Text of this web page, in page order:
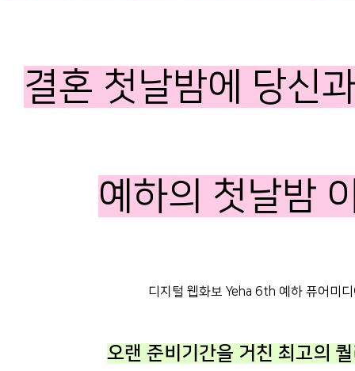
결혼 첫날밤에 당신
예하의 첫날밤
디지털 웹화보 Yeha 6th 예하 퓨어미
오랜 준비기간을 거친 최고의